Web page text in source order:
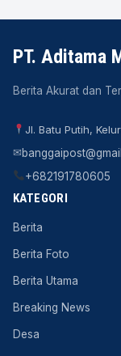
PT. Aditama
Berita Akurat dan
Jl. Batu Putih,
✉
+682191780605
KATEGORI
Berita
Berita Foto
Berita Utama
Breaking News
Desa